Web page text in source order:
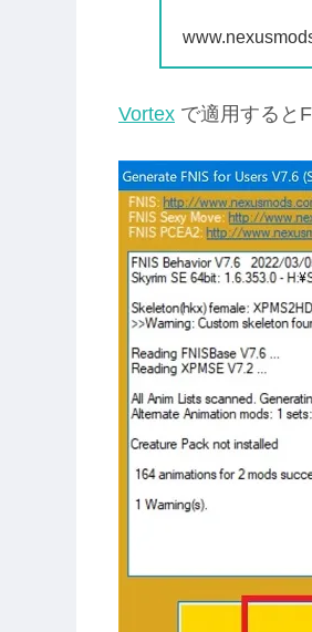
Vortex で適用すると